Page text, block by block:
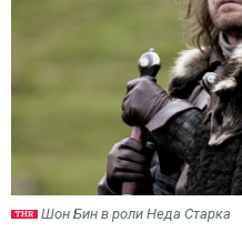
Шон Бин в роли Неда Старка